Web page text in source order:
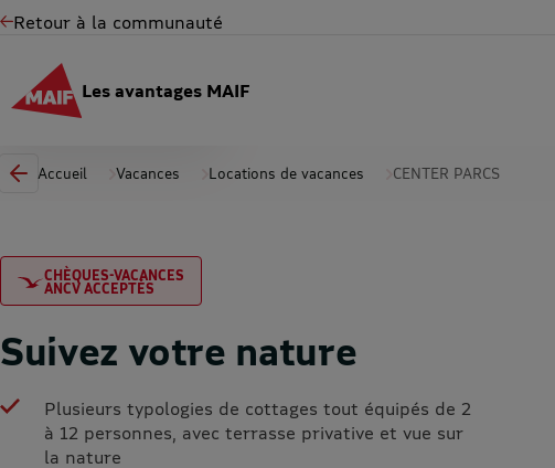
Retour à la communauté
Les avantages MAIF
Accueil Vacances Locations de vacances CENTER PARCS
CHÈQUES-VACANCES
ANCV ACCEPTÉS
Suivez votre nature
Plusieurs typologies de cottages tout équipés de 2
à 12 personnes, avec terrasse privative et vue sur
la nature